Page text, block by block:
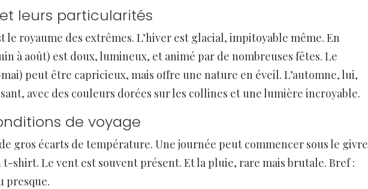
leurs particularités
le royaume des extrêmes. L’hiver est glacial, impitoyable même. En
à août) est doux, lumineux, et animé par de nombreuses fêtes. Le
peut être capricieux, mais offre une nature en éveil. L’automne, lui,
avec des couleurs dorées sur les collines et une lumière incroyable.
de voyage
gros écarts de température. Une journée peut commencer sous le givre
shirt. Le vent est souvent présent. Et la pluie, rare mais brutale. Bref :
presque.